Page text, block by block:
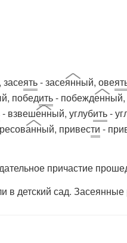
ять- засеянный, ове
победить- побежденный,
- взвешенный, углубить-
анный, привести -
причастие
детский сад.